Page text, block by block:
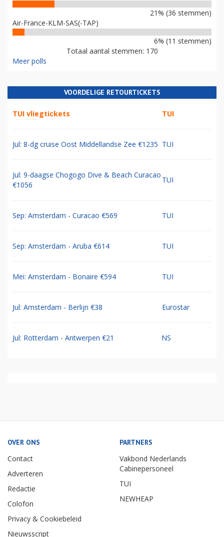
21% (36 stemmen)
Air-France-KLM-SAS(-TAP)
6% (11 stemmen)
Totaal aantal stemmen: 170
Meer polls
VOORDELIGE RETOURTICKETS
TUI vliegtickets TUI
Jul: 8-dg cruise Oost Middellandse Zee €1235 TUI
Jul: 9-daagse Chogogo Dive & Beach Curacao
€1056
TUI
Sep: Amsterdam - Curacao €569 TUI
Sep: Amsterdam - Aruba €614 TUI
Mei: Amsterdam - Bonaire €594 TUI
Jul: Amsterdam - Berlijn €38 Eurostar
Jul: Rotterdam - Antwerpen €21 NS
OVER ONS
Contact
Adverteren
Redactie
Colofon
Privacy & Cookiebeleid
Nieuwsscript
PARTNERS
Vakbond Nederlands
Cabinepersoneel
TUI
NEWHEAP